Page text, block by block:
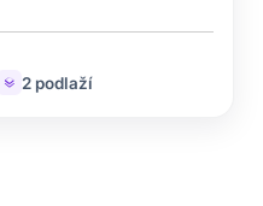
layers 2 podlaží